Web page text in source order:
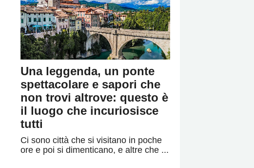
Una leggenda, un ponte
spettacolare e sapori che
non trovi altrove: questo è
il luogo che incuriosisce
tutti
Ci sono città che si visitano in poche
ore e poi si dimenticano, e altre che ...